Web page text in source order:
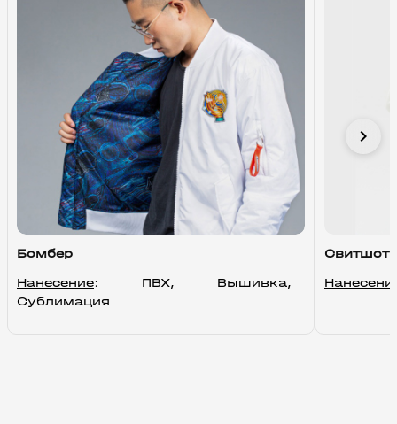
Бомбер
Нанесение: ПВХ, Вышивка,
Сублимация
Свитшот
chevron_right